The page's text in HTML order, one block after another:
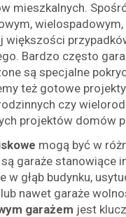
mieszkalnych.
większości
Bardzo często
są specjalne
też gotowe
czy
projektów domów
mogą być w
garaże stanowiące
w głąb budynku,
lub nawet garaże
garażem jest